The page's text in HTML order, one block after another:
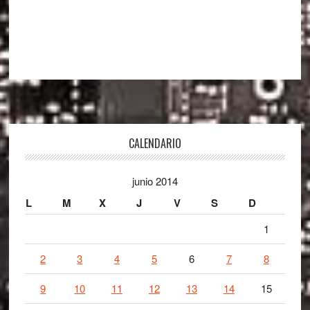
CALENDARIO
junio 2014
L M X J V S D
1
2 3 4 5 6 7 8
9 10 11 12 13 14 15